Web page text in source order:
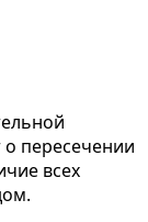
о пересечении
всех